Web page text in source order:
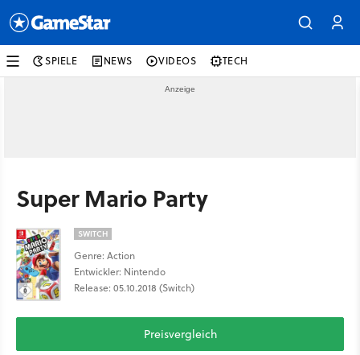
SPIELE NEWS VIDEOS TECH
Super Mario Party
SWITCH
Genre: Action
Entwickler: Nintendo
Release: 05.10.2018 (Switch)
Preisvergleich